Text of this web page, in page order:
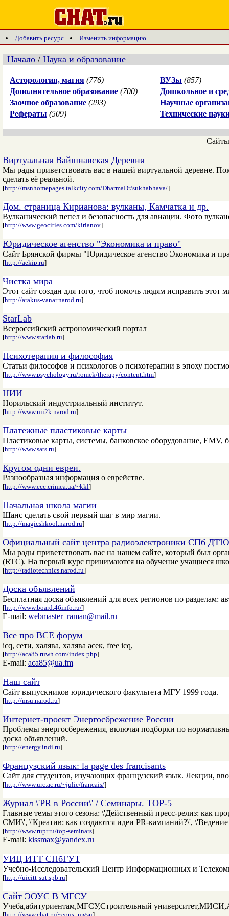
Добавить ресурс Изменить информацию
Начало / Наука и образование
Асторология, магия (776) ВУЗы (857)
Дополнительное образование (700)
Дошкольное и
Заочное образование (293)
Научные
Рефераты (509) Технические
Виртуальная Вайшнавская Деревня
Мы рады приветствовать вас в нашей виртуальной деревне.
сделать её реальной.
[http://msnhomepages.talkcity.com/DharmaDr/sukhabhava/]
Дом. страница Кирианова: вулканы, Камчатка и др.
Вулканический пепел и безопасность для авиации. Фото
[http://www.geocities.com/kirianov]
Юридическое агенство "Экономика и право"
Сайт Брянской фирмы "Юридическое агенство Экономика и
[http://aekip.ru]
Чистка мира
Этот сайт создан для того, чтоб помочь людям исправить этот
[http://arakus-vanar.narod.ru]
StarLab
Всероссийский астрономический портал
[http://www.starlab.ru]
Психотерапия и философия
Статьи философов и психологов о психотерапии в эпоху
[http://www.psychology.ru/romek/therapy/content.htm]
НИИ
Норильский индустриальный институт.
[http://www.nii2k.narod.ru]
Платежные пластиковые карты
Пластиковые карты, системы, банковское оборудование, EMV,
[http://www.sats.ru]
Кругом одни евреи.
Разнообразная информация о еврействе.
[http://www.ecc.crimea.ua/~kkl]
Начальная школа магии
Шанс сделать свой первый шаг в мир магии.
[http://magicshkool.narod.ru]
Официальный сайт центра радиоэлектроники СПб ДТЮ
Мы рады приветствовать вас на нашем сайте, который был
(RTC). На первый курс принимаются на обучение учащиеся
[http://radiotechnics.narod.ru]
Доска объявлений
Бесплатная доска объявлений для всех регионов по разделам:
[http://www.board.46info.ru/]
E-mail: webmaster_raman@mail.ru
Все про ВСЕ форум
icq, сети, халява, халява асек, free icq,
[http://aca85.ruwh.com/index.php]
E-mail: aca85@ua.fm
Наш сайт
Сайт выпускников юридического факультета МГУ 1999 года.
[http://msu.narod.ru]
Интернет-проект Энергосбрежение России
Проблемы энергосбережения, включая подборки по
доска объявлений.
[http://energy.indi.ru]
Французский язык: la page des francisants
Сайт для студентов, изучающих французский язык. Лекции,
[http://www.urc.ac.ru/~julie/francais/]
Журнал \'PR в России\' / Семинары. TOP-5
Главные темы этого сезона: \'Действенный пресс-релиз: как
СМИ\', \'Креатив: как создаются идеи PR-кампаний?\', \'Ведение
[http://www.rupr.ru/top-seminars]
E-mail: kissmax@yandex.ru
УИЦ ИТТ СПбГУТ
Учебно-Исследовательский Центр Информационных и
[http://uicitt-sut.spb.ru]
Сайт ЭОУС В МГСУ
Учеба,абитуриентам,МГСУ,Строительный